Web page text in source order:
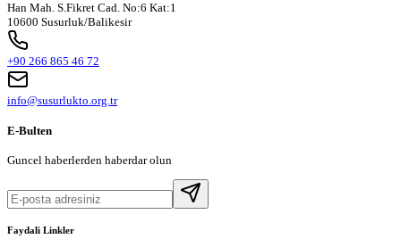
Han Mah. S.Fikret Cad. No:6 Kat:1
10600 Susurluk/Balikesir
+90 266 865 46 72
info@susurlukto.org.tr
E-Bulten
Guncel haberlerden haberdar olun
Faydali Linkler